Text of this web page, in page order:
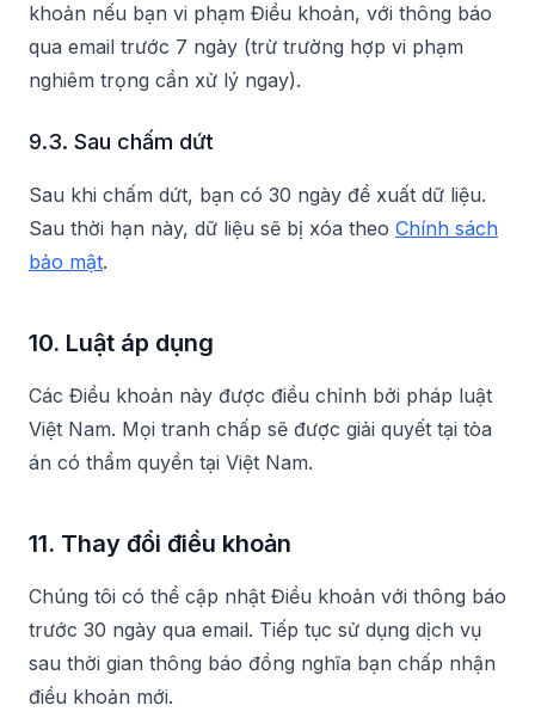
khoản nếu bạn vi phạm Điều khoản, với thông báo
qua email trước 7 ngày (trừ trường hợp vi phạm
nghiêm trọng cần xử lý ngay).
9.3. Sau chấm dứt
Sau khi chấm dứt, bạn có 30 ngày để xuất dữ liệu.
Sau thời hạn này, dữ liệu sẽ bị xóa theo Chính sách
bảo mật.
10. Luật áp dụng
Các Điều khoản này được điều chỉnh bởi pháp luật
Việt Nam. Mọi tranh chấp sẽ được giải quyết tại tòa
án có thẩm quyền tại Việt Nam.
11. Thay đổi điều khoản
Chúng tôi có thể cập nhật Điều khoản với thông báo
trước 30 ngày qua email. Tiếp tục sử dụng dịch vụ
sau thời gian thông báo đồng nghĩa bạn chấp nhận
điều khoản mới.